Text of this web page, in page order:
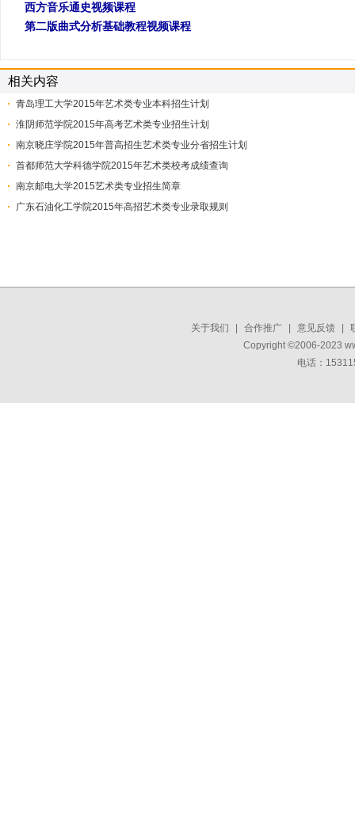
西方音乐通史视频课程
第二版曲式分析基础教程视频课程
相关内容
青岛理工大学2015年艺术类专业本科招生计划
淮阴师范学院2015年高考艺术类专业招生计划
​南京晓庄学院2015年普高招生艺术类专业分省招生计划
首都师范大学科德学院2015年艺术类校考成绩查询
南京邮电大学2015艺术类专业招生简章
广东石油化工学院2015年高招艺术类专业录取规则
关于我们 合作推广 意见反馈
Copyright ©2006-2023
电话：